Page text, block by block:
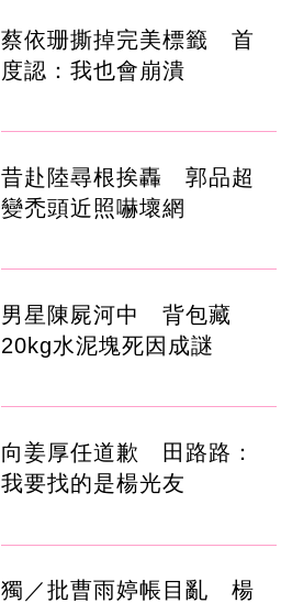
蔡依珊撕掉完美標籤 首
度認：我也會崩潰
昔赴陸尋根挨轟 郭品超
變禿頭近照嚇壞網
男星陳屍河中 背包藏
20kg水泥塊死因成謎
向姜厚任道歉 田路路：
我要找的是楊光友
獨／批曹雨婷帳目亂 楊